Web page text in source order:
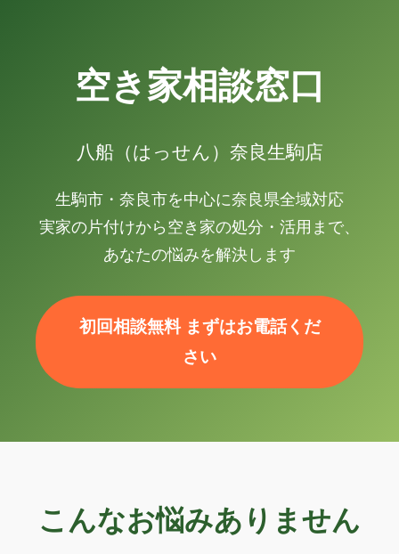
空き家相談窓口
八船（はっせん）奈良生駒店
生駒市・奈良市を中心に奈良県全域対応
実家の片付けから空き家の処分・活用まで、
あなたの悩みを解決します
初回相談無料 まずはお電話くだ
さい
こんなお悩みありません